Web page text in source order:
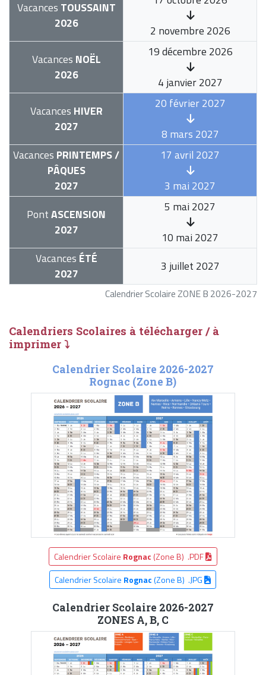
Calendrier Scolaire ZONE B 2026-2027
Vacances TOUSSAINT
2026
2 novembre 2026
Vacances NOËL
2026
19 décembre 2026
4 janvier 2027
Vacances HIVER
2027
20 février 2027
8 mars 2027
Vacances PRINTEMPS /
PÂQUES
2027
17 avril 2027
3 mai 2027
PontASCENSION
2027
5 mai 2027
10 mai 2027
Vacances ÉTÉ
2027
3 juillet 2027
Calendriers Scolaires à télécharger / à
imprimer ⤵
Calendrier Scolaire 2026-2027
Rognac (Zone B)
Calendrier Scolaire Rognac (Zone B) .PDF
Calendrier Scolaire Rognac(Zone B) .JPG
Calendrier Scolaire 2026-2027
ZONES A, B, C